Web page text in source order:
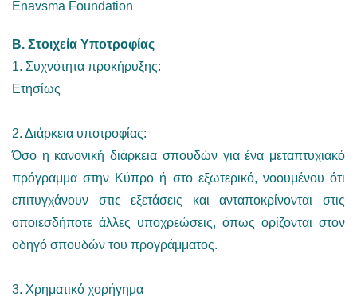
Enavsma Foundation
Β. Στοιχεία Υποτροφίας
1. Συχνότητα προκήρυξης:
Ετησίως
2. Διάρκεια υποτροφίας:
Όσo η κανονική διάρκεια σπουδών για ένα μεταπτυχιακό
πρόγραμμα στην Κύπρο ή στο εξωτερικό, νοουμένου ότι
επιτυγχάνουν στις εξετάσεις και ανταποκρίνονται στις
οποιεσδήποτε άλλες υποχρεώσεις, όπως ορίζονται στον
οδηγό σπουδών του προγράμματος.
3. Χρηματικό χορήγημα